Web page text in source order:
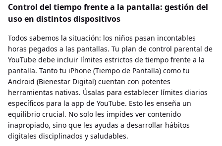
Control del tiempo frente a la pantalla: gestión del
uso en distintos dispositivos
Todos sabemos la situación: los niños pasan incontables
horas pegados a las pantallas. Tu plan de control parental de
YouTube debe incluir límites estrictos de tiempo frente a la
pantalla. Tanto tu iPhone (Tiempo de Pantalla) como tu
Android (Bienestar Digital) cuentan con potentes
herramientas nativas. Úsalas para establecer límites diarios
específicos para la app de YouTube. Esto les enseña un
equilibrio crucial. No solo les impides ver contenido
inapropiado, sino que les ayudas a desarrollar hábitos
digitales disciplinados y saludables.